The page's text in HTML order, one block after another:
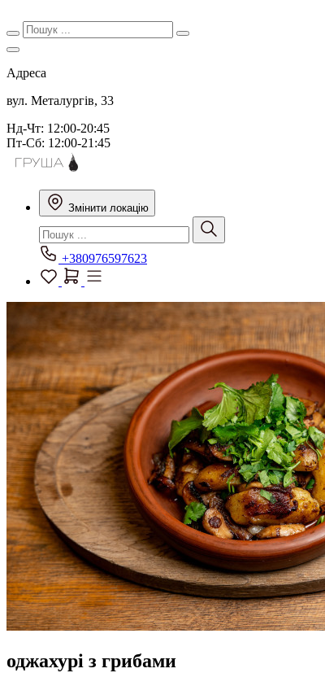
Адреса
вул. Металургів, 33
Нд-Чт: 12:00-20:45
Пт-Сб: 12:00-21:45
Змінити локацію
+380976597623
оджахурі з грибами